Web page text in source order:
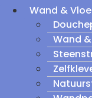
Wand &
Wand